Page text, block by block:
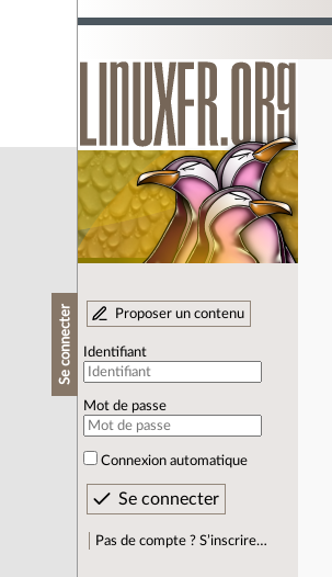
Se connecter Proposer un contenu
Identifiant
Mot de passe
Connexion automatique
Pas de compte ? S’inscrire…